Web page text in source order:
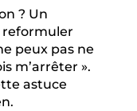
? Un
reformuler
peux pas ne
m’arrêter ».
astuce